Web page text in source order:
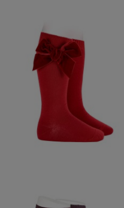
CALCETIN LAZO
TERCIOPELO RED
VELVET
14,95 €